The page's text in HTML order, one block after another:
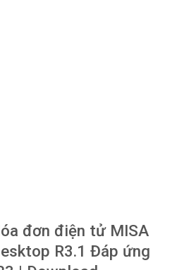
đơn điện tử MISA
R3.1 Đáp ứng